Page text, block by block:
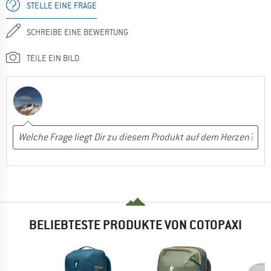
STELLE EINE FRAGE
SCHREIBE EINE BEWERTUNG
TEILE EIN BILD
BELIEBTESTE PRODUKTE VON COTOPAXI